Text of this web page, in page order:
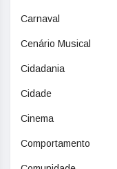
Carnaval
Cenário Musical
Cidadania
Cidade
Cinema
Comportamento